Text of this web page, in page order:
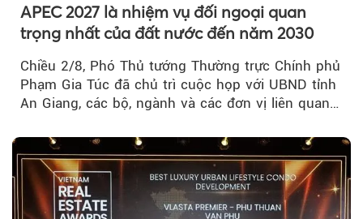
APEC 2027 là nhiệm vụ đối ngoại quan
trọng nhất của đất nước đến năm 2030
Chiều 2/8, Phó Thủ tướng Thường trực Chính phủ
Phạm Gia Túc đã chủ trì cuộc họp với UBND tỉnh
An Giang, các bộ, ngành và các đơn vị liên quan